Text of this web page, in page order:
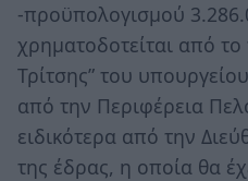
-προϋπολογισμού
χρηματοδοτείται από
Τρίτσης” του
από την Περιφέρεια
ειδικότερα από την
της έδρας, η οποία θα